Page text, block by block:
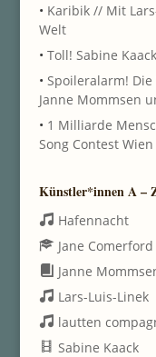
• Karibik // Mit
Welt
• Toll! Sabine
• Spoileralarm!
Janne Mommsen
• 1 Milliarde
Song Contest
Künstler*innen A –
Hafennacht
Jane Comerford
Janne
Lars-Luis-Linek
lautten
Sabine Kaack